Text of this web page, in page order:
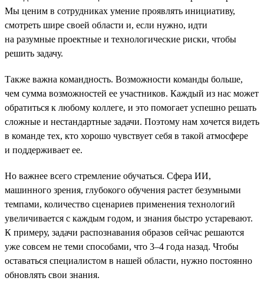
Мы ценим в сотрудниках умение проявлять инициативу,
смотреть шире своей области и, если нужно, идти
на разумные проектные и технологические риски, чтобы
решить задачу.
Также важна командность. Возможности команды больше,
чем сумма возможностей ее участников. Каждый из нас может
обратиться к любому коллеге, и это помогает успешно решать
сложные и нестандартные задачи. Поэтому нам хочется видеть
в команде тех, кто хорошо чувствует себя в такой атмосфере
и поддерживает ее.
Но важнее всего стремление обучаться. Сфера ИИ,
машинного зрения, глубокого обучения растет безумными
темпами, количество сценариев применения технологий
увеличивается с каждым годом, и знания быстро устаревают.
К примеру, задачи распознавания образов сейчас решаются
уже совсем не теми способами, что 3–4 года назад. Чтобы
оставаться специалистом в нашей области, нужно постоянно
обновлять свои знания.